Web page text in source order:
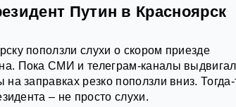
Путин в Красноярск
поползли слухи о скором приезде
Пока СМИ и телеграм-каналы
заправках резко поползли вниз. Тогда-
– не просто слухи.